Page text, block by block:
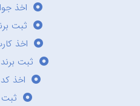
اخذ
ثبت
اخذ
ثبت
اخذ